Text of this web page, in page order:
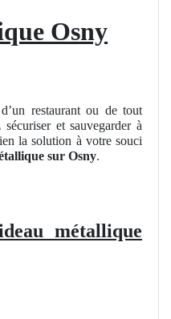
Osny
restaurant ou de tout
et sauvegarder à
la solution à votre souci
sur Osny.
métallique